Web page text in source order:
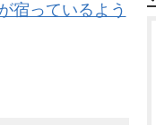
宿っているよう